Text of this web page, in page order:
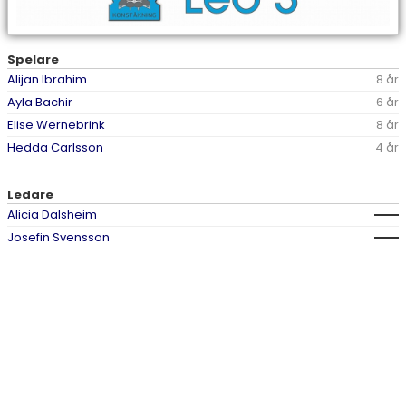
Spelare
Alijan Ibrahim
8 år
Ayla Bachir
6 år
Elise Wernebrink
8 år
Hedda Carlsson
4 år
Ledare
Alicia Dalsheim
Josefin Svensson